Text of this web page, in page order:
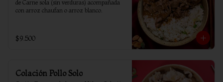
de Carne sola (sin verduras) acompañada
con arroz chaufan o arroz blanco.
$9.500
Colación Pollo Solo